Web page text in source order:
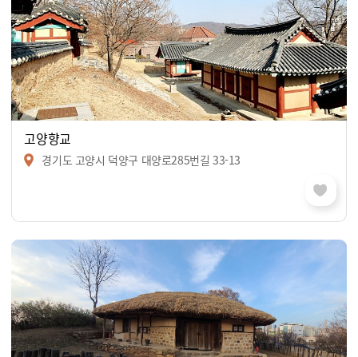
고양향교
경기도 고양시 덕양구 대양로285번길 33-13